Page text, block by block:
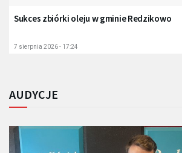
Sukces zbiórki oleju w gminie Redzikowo
7 sierpnia 2026 - 17:24
AUDYCJE